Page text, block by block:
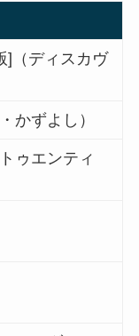
]（ディスカヴ
かずよし）
ゥエンティ